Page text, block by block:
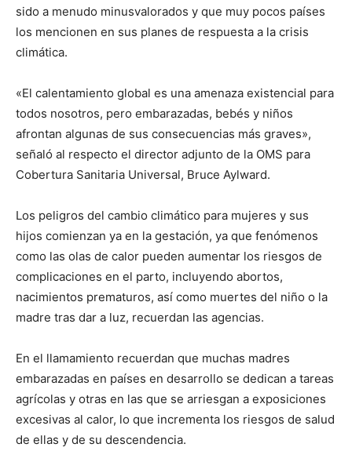
sido a menudo minusvalorados y que muy pocos países
los mencionen en sus planes de respuesta a la crisis
climática.
«El calentamiento global es una amenaza existencial para
todos nosotros, pero embarazadas, bebés y niños
afrontan algunas de sus consecuencias más graves»,
señaló al respecto el director adjunto de la OMS para
Cobertura Sanitaria Universal, Bruce Aylward.
Los peligros del cambio climático para mujeres y sus
hijos comienzan ya en la gestación, ya que fenómenos
como las olas de calor pueden aumentar los riesgos de
complicaciones en el parto, incluyendo abortos,
nacimientos prematuros, así como muertes del niño o la
madre tras dar a luz, recuerdan las agencias.
En el llamamiento recuerdan que muchas madres
embarazadas en países en desarrollo se dedican a tareas
agrícolas y otras en las que se arriesgan a exposiciones
excesivas al calor, lo que incrementa los riesgos de salud
de ellas y de su descendencia.